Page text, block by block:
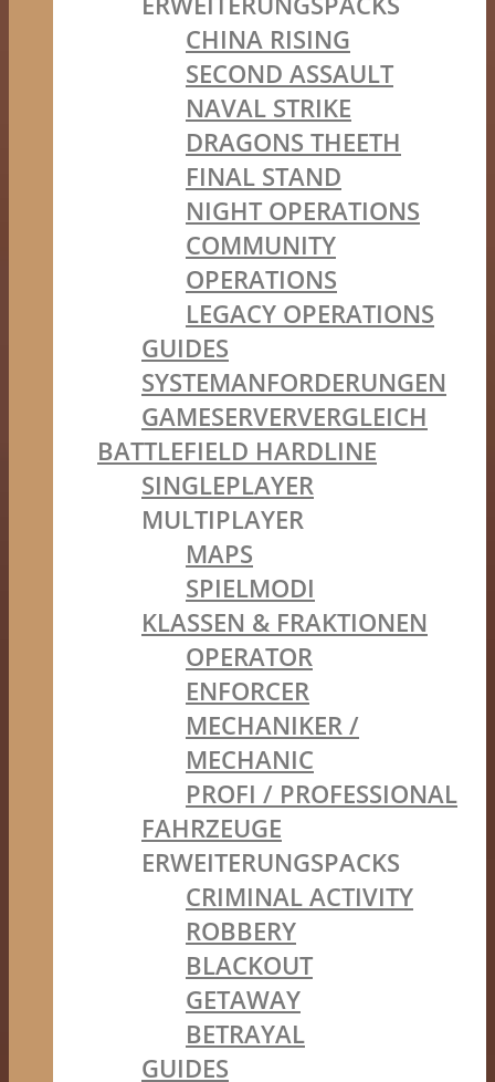
CHINA RISING
SECOND ASSAULT
NAVAL STRIKE
DRAGONS THEETH
FINAL STAND
NIGHT OPERATIONS
COMMUNITY
OPERATIONS
LEGACY OPERATIONS
GUIDES
SYSTEMANFORDERUNGEN
GAMESERVERVERGLEICH
BATTLEFIELD HARDLINE
SINGLEPLAYER
MULTIPLAYER
MAPS
SPIELMODI
KLASSEN & FRAKTIONEN
OPERATOR
ENFORCER
MECHANIKER /
MECHANIC
PROFI / PROFESSIONAL
FAHRZEUGE
ERWEITERUNGSPACKS
CRIMINAL ACTIVITY
ROBBERY
BLACKOUT
GETAWAY
BETRAYAL
GUIDES